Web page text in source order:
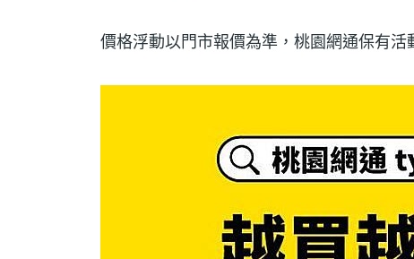
價格浮動以門市報價為準，桃園網通保有活